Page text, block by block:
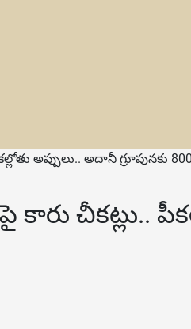
అప్పులు.. అదానీ గ్రూపునకు
కారు చీకట్లు..